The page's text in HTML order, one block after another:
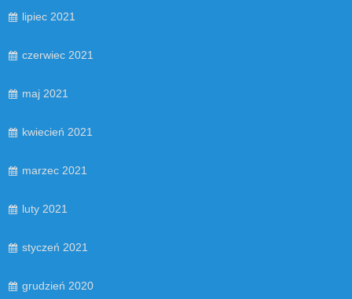
lipiec 2021
czerwiec 2021
maj 2021
kwiecień 2021
marzec 2021
luty 2021
styczeń 2021
grudzień 2020